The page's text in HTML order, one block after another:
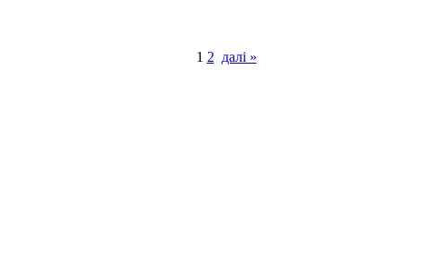
1 2 далі »